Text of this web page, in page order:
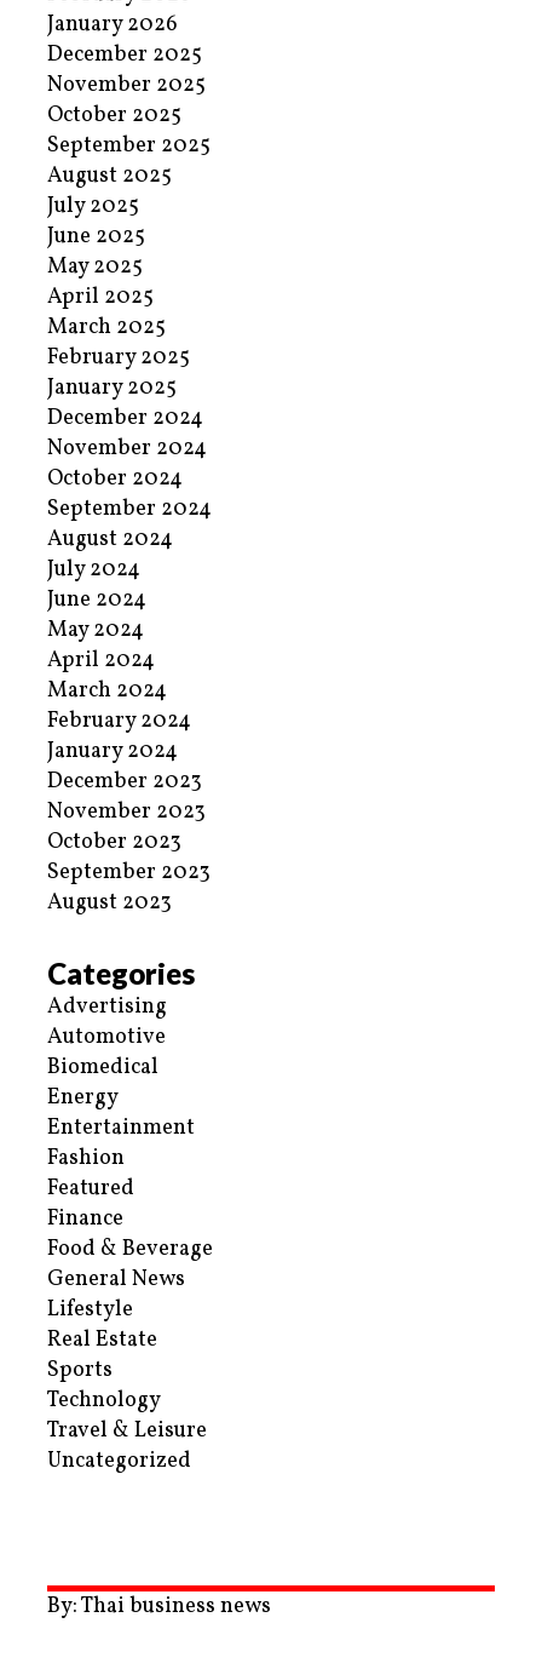
January 2026
December 2025
November 2025
October 2025
September 2025
August 2025
July 2025
June 2025
May 2025
April 2025
March 2025
February 2025
January 2025
December 2024
November 2024
October 2024
September 2024
August 2024
July 2024
June 2024
May 2024
April 2024
March 2024
February 2024
January 2024
December 2023
November 2023
October 2023
September 2023
August 2023
Categories
Advertising
Automotive
Biomedical
Energy
Entertainment
Fashion
Featured
Finance
Food & Beverage
General News
Lifestyle
Real Estate
Sports
Technology
Travel & Leisure
Uncategorized
By: Thai business news